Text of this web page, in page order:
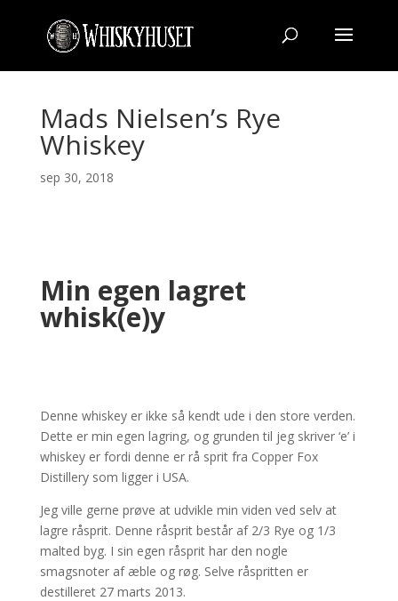
Mads Nielsen’s Rye
Whiskey
sep 30, 2018
Min egen lagret
whisk(e)y
Denne whiskey er ikke så kendt ude i den store verden.
Dette er min egen lagring, og grunden til jeg skriver ‘e’ i
whiskey er fordi denne er rå sprit fra Copper Fox
Distillery som ligger i USA.
Jeg ville gerne prøve at udvikle min viden ved selv at
lagre råsprit. Denne råsprit består af 2/3 Rye og 1/3
malted byg. I sin egen råsprit har den nogle
smagsnoter af æble og røg. Selve råspritten er
destilleret 27 marts 2013.